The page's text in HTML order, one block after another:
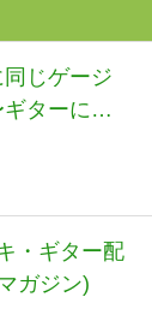
じゲージ
ターに潜
ージック・
・ギター配
ガジン)